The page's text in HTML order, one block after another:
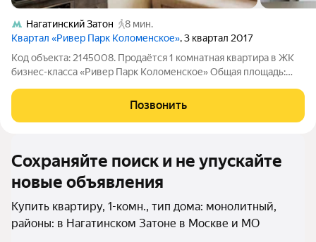
Нагатинский Затон
8 мин.
Квартал «Ривер Парк Коломенское», 3 квартал 2017
Код объекта: 2145008. Продаётся 1 комнатная квартира в ЖК
бизнес-класса «Ривер Парк Коломенское» Общая площадь:
18,0 кв.м О КВАРТИРЕ Стильная 1 комнатная квартира с
современной планировкой в
Позвонить
Сохраняйте поиск и не упускайте
новые объявления
Купить квартиру, 1-комн., тип дома: монолитный,
районы: в Нагатинском Затоне в Москве и МО